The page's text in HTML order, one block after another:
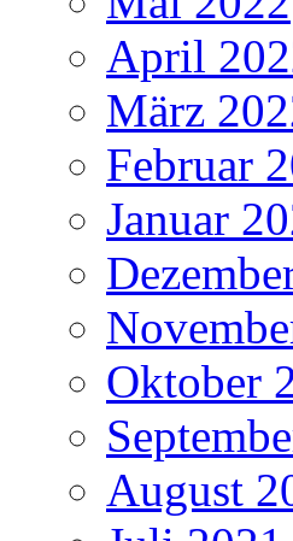
April
März
Februar
Januar
Oktober
August